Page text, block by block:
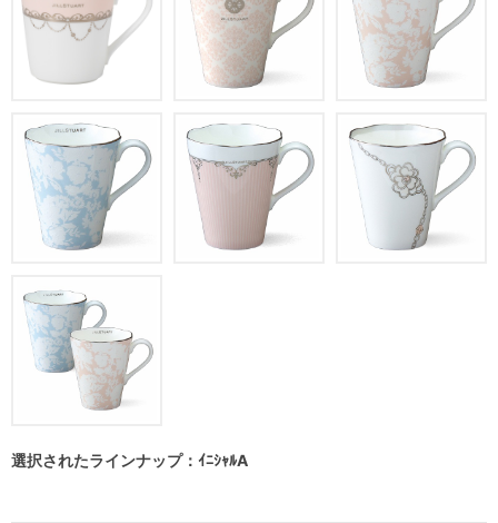
選択されたラインナップ：ｲﾆｼｬﾙA